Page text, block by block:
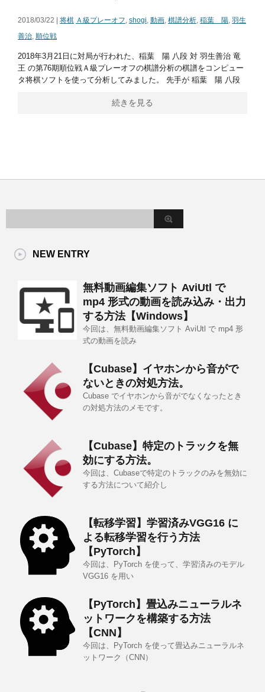
2018/03/22 | 将棋 Ａ級プレーオフ, shogi, 動画, 棋譜分析, 稲葉 陽, 羽生
善治, 順位戦
2018年3月21日に対局が行われた、稲葉 陽 八段 対 羽生善治 竜
王 の第76期順位戦Ａ級プレーオフの棋譜分析の棋譜をコンピュー
タ将棋ソフトを使って分析してみました。 先手が 稲葉 陽 八段
続きを見る
NEW ENTRY
無料動画編集ソフト AviUtl で
mp4 形式の動画を読み込み・出力
する方法【Windows】
今回は、無料動画編集ソフト AviUtl で mp4 形
式の動画を読み
【Cubase】イヤホンから音がで
ないときの対処方法。
Cubase でイヤホンから音がでなくなったとき
の対処方法のメモです。
【Cubase】特定のトラックを無
効にする方法。
今回は、Cubaseで特定のトラックのみを無効に
する方法について紹介し
【転移学習】学習済みVGG16 に
よる転移学習を行う方法
【PyTorch】
今回は、PyTorch を使って、学習済みのモデル
VGG16 を用い
【PyTorch】畳込みニューラルネ
ットワークを構築する方法
【CNN】
今回は、PyTorch を使って畳込みニューラルネ
ットワーク（CNN）